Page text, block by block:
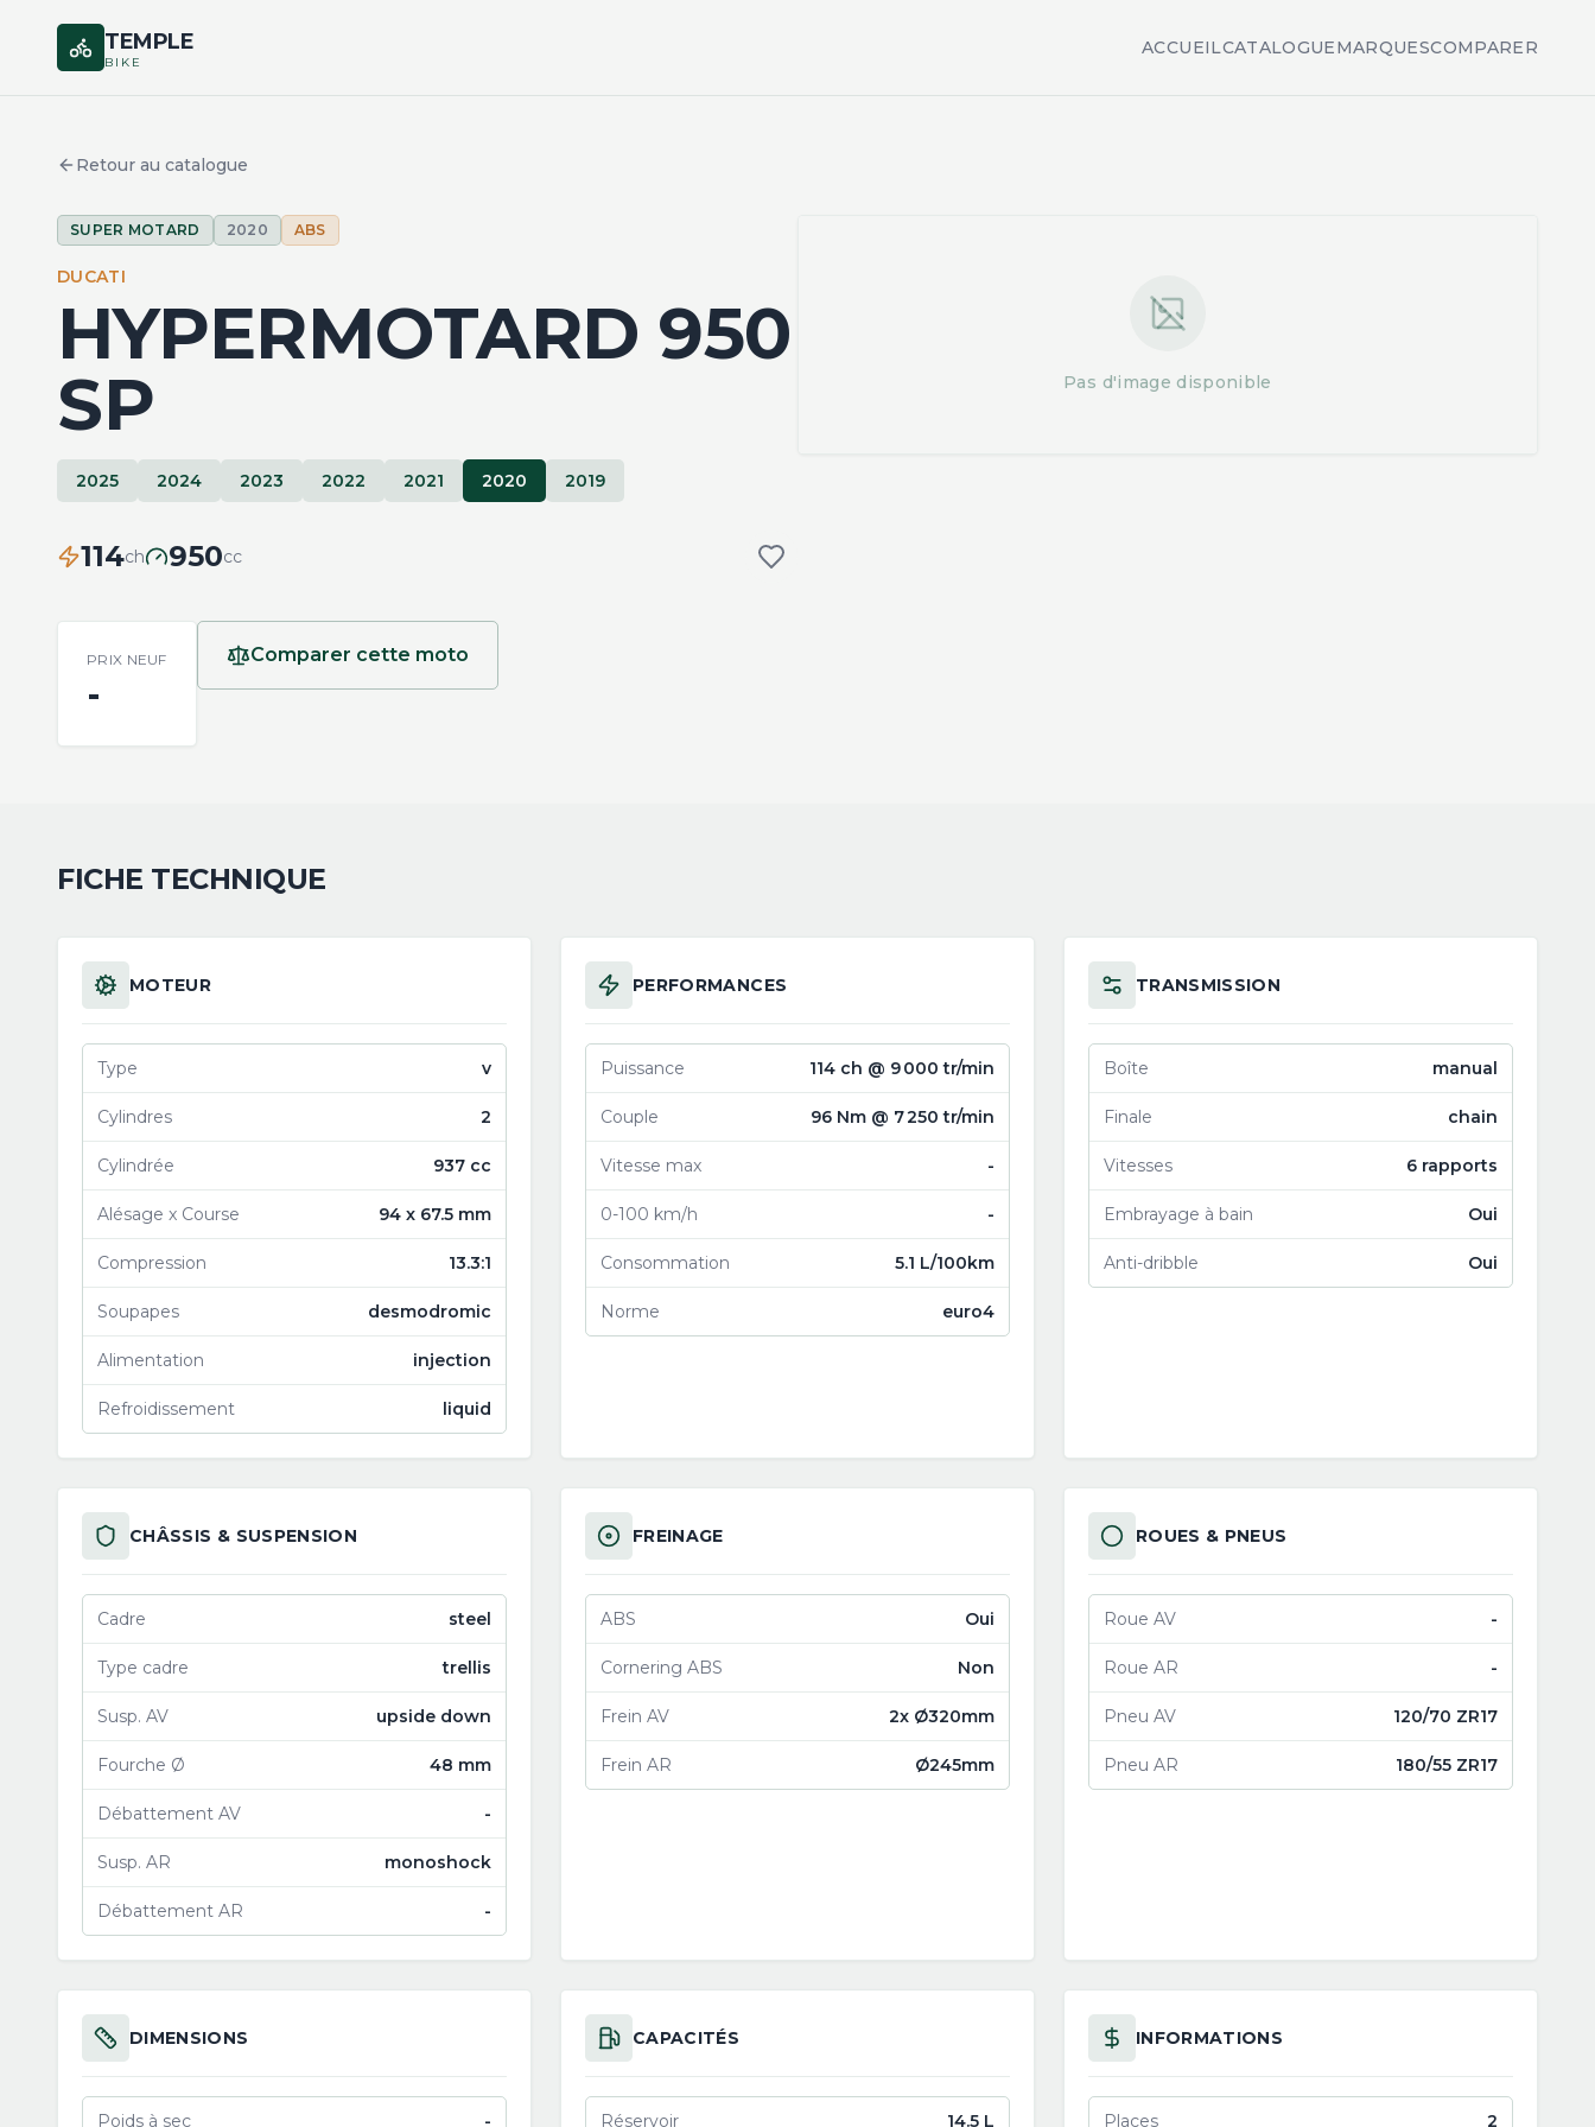
TEMPLE
BIKE
ACCUEILCATALOGUEMARQUESCOMPARER
Retour au catalogue
SUPER MOTARD 2020 ABS
DUCATI
HYPERMOTARD 950
SP
2025 2024 2023 2022 2021 2020 2019
114ch 950cc
PRIX NEUF
-
Comparer cette moto
Pas d'image disponible
FICHE TECHNIQUE
MOTEUR
Type v
Cylindres 2
Cylindrée 937 cc
Alésage x Course 94 x 67.5 mm
Compression 13.3:1
Soupapes desmodromic
Alimentation injection
Refroidissement liquid
PERFORMANCES
Puissance 114 ch @ 9 000 tr/min
Couple 96 Nm @ 7 250 tr/min
Vitesse max -
0-100 km/h -
Consommation 5.1 L/100km
Norme euro4
TRANSMISSION
Boîte manual
Finale chain
Vitesses 6 rapports
Embrayage à bain Oui
Anti-dribble Oui
CHÂSSIS & SUSPENSION
Cadre steel
Type cadre trellis
Susp. AV upside down
Fourche Ø 48 mm
Débattement AV -
Susp. AR monoshock
Débattement AR -
FREINAGE
ABS Oui
Cornering ABS Non
Frein AV 2x Ø320mm
Frein AR Ø245mm
ROUES & PNEUS
Roue AV -
Roue AR -
Pneu AV 120/70 ZR17
Pneu AR 180/55 ZR17
DIMENSIONS
Poids à sec -
CAPACITÉS
Réservoir 14.5 L
INFORMATIONS
Places 2